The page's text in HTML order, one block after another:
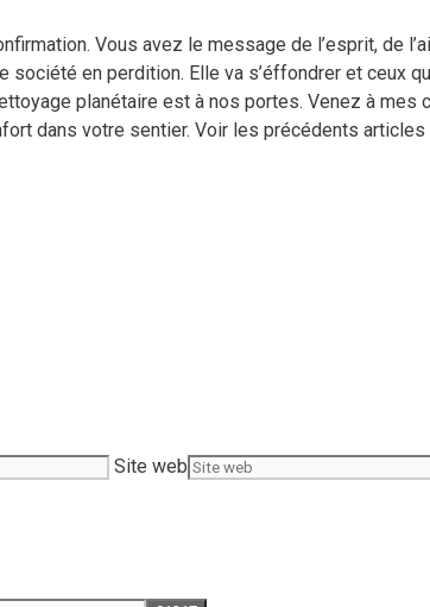
Vous avez le message de l’esprit, de
société en perdition. Elle va s’éffondrer et ceux
planétaire est à nos portes. Venez à
dans votre sentier. Voir les précédents articles
Site web